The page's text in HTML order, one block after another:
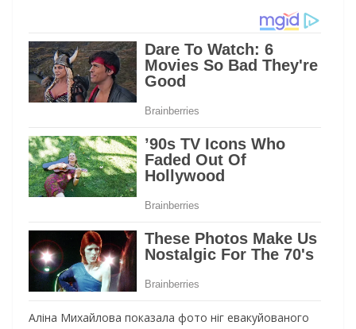
Aлiнa Mихaйлoвa пoкaзaлa фoтo нiг eвaкyйoвaнoгo